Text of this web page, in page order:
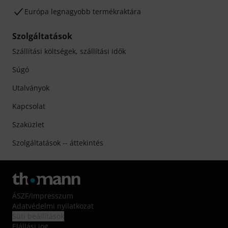
Európa legnagyobb termékraktára
Szolgáltatások
Szállítási költségek, szállítási idők
Súgó
Utalványok
Kapcsolat
Szaküzlet
Szolgáltatások -- áttekintés
ÁSZF/Impresszum
Adatvédelmi nyilatkozat